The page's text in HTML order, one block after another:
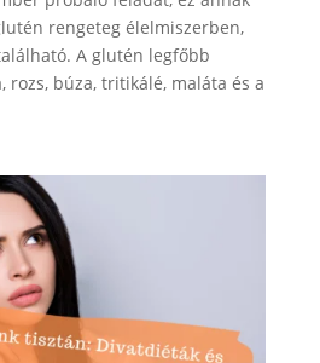
rengeteg élelmiszerben,
A glutén legfőbb
rozs, búza, tritikálé, maláta és a